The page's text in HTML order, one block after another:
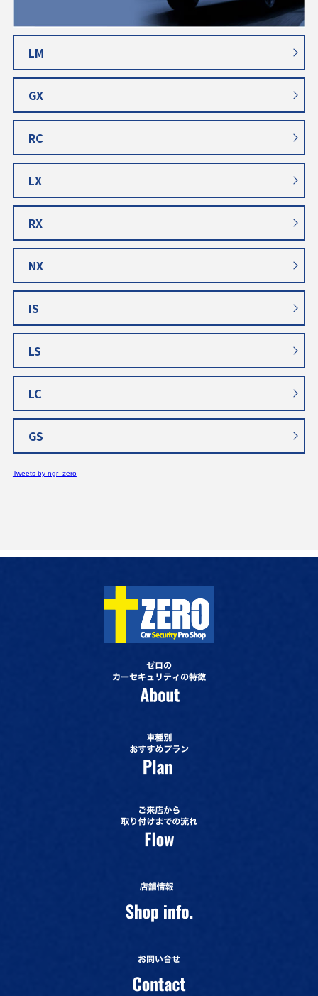
LM
GX
RC
LX
RX
NX
IS
LS
LC
GS
Tweets by ngr_zero